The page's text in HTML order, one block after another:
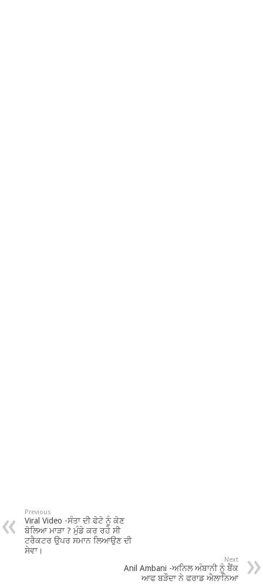
Previous
Viral Video -ਸੰਤਾ ਦੀ ਫੋਟੋ ਨੂੰ ਕੋਣ
ਬੋਲਿਆ ਮਾੜਾ ? ਮੁੰਡੇ ਕਰ ਰਹੇ ਸੀ
ਟਰੈਕਟਰ ਉਪਰ ਸਮਾਨ ਲਿਆਉਣ ਦੀ
ਸੇਵਾ।
Next
Anil Ambani -ਅਨਿਲ ਅੰਬਾਨੀ ਨੂੰ ਬੈਂਕ
ਆਫ ਬੜੌਦਾ ਨੇ ਫਰਾਡ ਐਲਾਨਿਆ